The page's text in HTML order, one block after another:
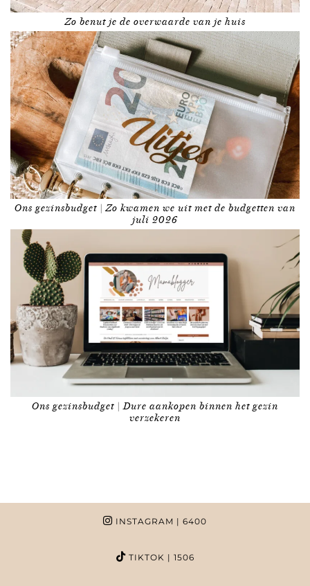
Zo benut je de overwaarde van je huis
Ons gezinsbudget | Zo kwamen we uit met de budgetten van
juli 2026
Ons gezinsbudget | Dure aankopen binnen het gezin
verzekeren
INSTAGRAM | 6400
TIKTOK | 1506